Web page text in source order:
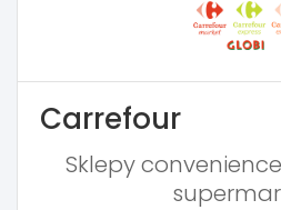
Carrefour
Sklepy